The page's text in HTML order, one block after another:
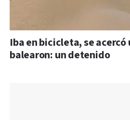
Iba en bicicleta, se acercó
balearon: un detenido